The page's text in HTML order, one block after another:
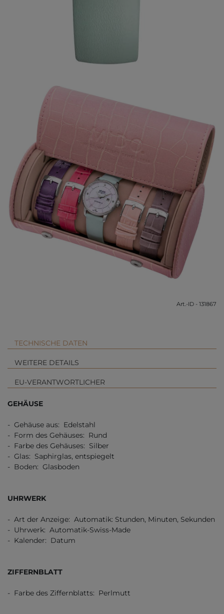
Art.-ID - 131867
TECHNISCHE DATEN
WEITERE DETAILS
EU-VERANTWORTLICHER
GEHÄUSE
- Gehäuse aus: Edelstahl
- Form des Gehäuses: Rund
- Farbe des Gehäuses: Silber
- Glas: Saphirglas, entspiegelt
- Boden: Glasboden
UHRWERK
- Art der Anzeige: Automatik: Stunden, Minuten, Sekunden
- Uhrwerk: Automatik-Swiss-Made
- Kalender: Datum
ZIFFERNBLATT
- Farbe des Ziffernblatts: Perlmutt